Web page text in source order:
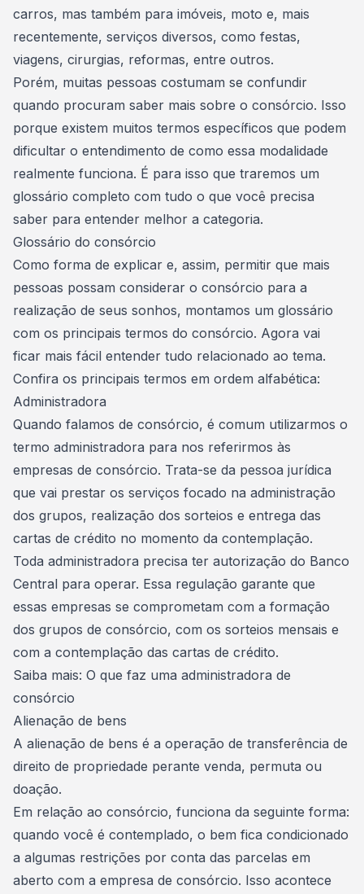
carros, mas também para imóveis, moto e, mais
recentemente, serviços diversos, como festas,
viagens, cirurgias, reformas, entre outros.
Porém, muitas pessoas costumam se confundir
quando procuram saber mais sobre o consórcio. Isso
porque existem muitos termos específicos que podem
dificultar o entendimento de como essa modalidade
realmente funciona. É para isso que traremos um
glossário completo com tudo o que você precisa
saber para entender melhor a categoria.
Glossário do consórcio
Como forma de explicar e, assim, permitir que mais
pessoas possam considerar o consórcio para a
realização de seus sonhos, montamos um glossário
com os principais termos do consórcio. Agora vai
ficar mais fácil entender tudo relacionado ao tema.
Confira os principais termos em ordem alfabética:
Administradora
Quando falamos de consórcio, é comum utilizarmos o
termo administradora para nos referirmos às
empresas de consórcio. Trata-se da pessoa jurídica
que vai prestar os serviços focado na administração
dos grupos, realização dos sorteios e entrega das
cartas de crédito no momento da contemplação.
Toda administradora precisa ter autorização do Banco
Central para operar. Essa regulação garante que
essas empresas se comprometam com a formação
dos grupos de consórcio, com os sorteios mensais e
com a contemplação das cartas de crédito.
Saiba mais: O que faz uma administradora de
consórcio
Alienação de bens
A alienação de bens é a operação de transferência de
direito de propriedade perante venda, permuta ou
doação.
Em relação ao consórcio, funciona da seguinte forma:
quando você é contemplado, o bem fica condicionado
a algumas restrições por conta das parcelas em
aberto com a empresa de consórcio. Isso acontece